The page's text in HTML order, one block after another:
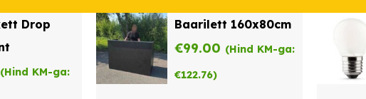
Drop
(Hind KM-ga:
Baarilett 160x80cm
€99.00 (Hind KM-ga:
€122.76)